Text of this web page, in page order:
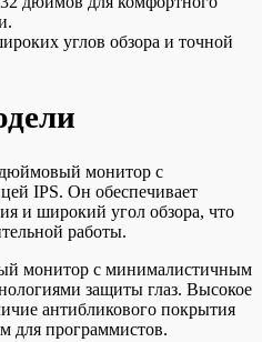
углов обзора и точной
монитор с
IPS. Он обеспечивает
и широкий угол обзора, что
работы.
монитор с минималистичным
защиты глаз. Высокое
антибликового покрытия
для программистов.